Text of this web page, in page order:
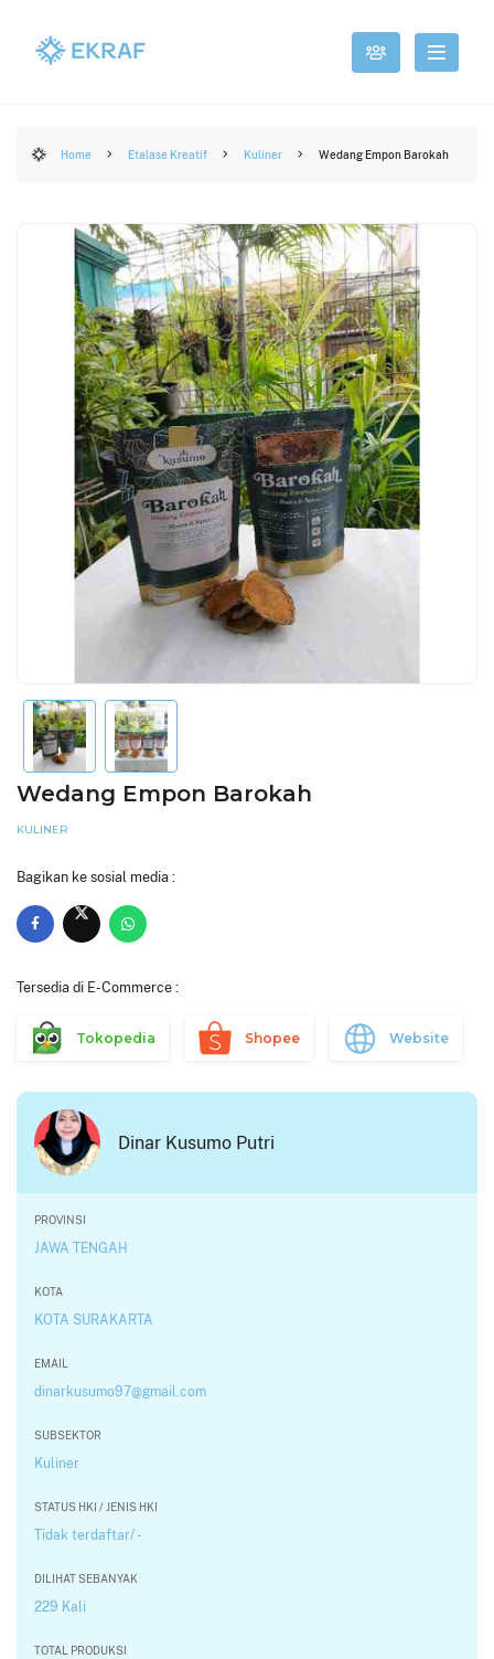
Home Etalase Kreatif Kuliner Wedang Empon Barokah
Wedang Empon Barokah
KULINER
Bagikan ke sosial media :
Tersedia di E-Commerce :
Tokopedia Shopee Website
Dinar Kusumo Putri
PROVINSI
JAWA TENGAH
KOTA
KOTA SURAKARTA
EMAIL
dinarkusumo97@gmail.com
SUBSEKTOR
Kuliner
STATUS HKI / JENIS HKI
Tidak terdaftar/ -
DILIHAT SEBANYAK
229 Kali
TOTAL PRODUKSI